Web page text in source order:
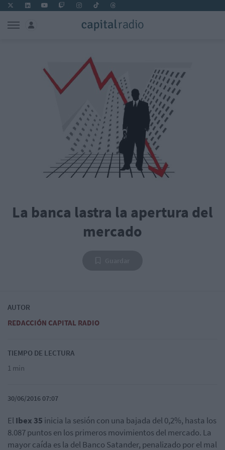
La banca lastra la apertura del
mercado
AUTOR
REDACCIÓN CAPITAL RADIO
TIEMPO DE LECTURA
1 min
30/06/2016 07:07
ElIbex 35 inicia la sesión con una bajada del 0,2%, hasta los
8.087 puntos en los primeros movimientos del mercado. La
mayor caída es la del Banco Satander, penalizado por el mal